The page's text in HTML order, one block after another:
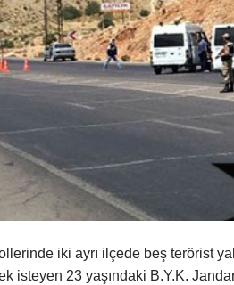
iki ayrı ilçede beş terörist
isteyen 23 yaşındaki B.Y.K.